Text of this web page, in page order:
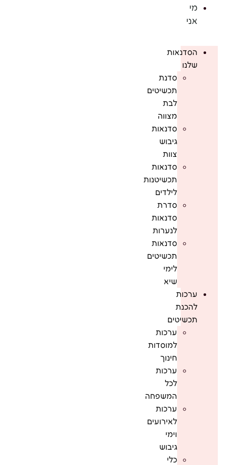
מי
אני
הסדנאות
שלנו
סדנת
תכשיטים
לבת
מצווה
סדנאות
גיבוש
צוות
סדנאות
תכשיטנות
לילדים
סדרת
סדנאות
לנערות
סדנאות
תכשיטים
לימי
שיא
ערכות
להכנת
תכשיטים
ערכות
למוסדות
חינוך
ערכות
לכל
המשפחה
ערכות
לאירועים
וימי
גיבוש
כלי